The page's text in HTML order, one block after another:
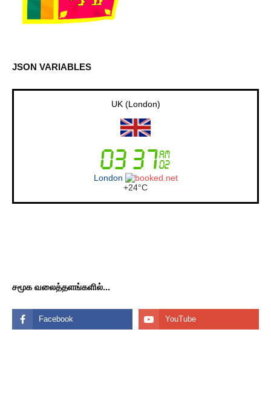
JSON VARIABLES
Australia (Sydney)
Sydney
+18°C
சமூக வலைத்தளங்களில்...